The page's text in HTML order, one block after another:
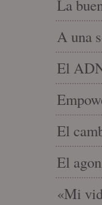
La
A una
El
El
El
«Mi